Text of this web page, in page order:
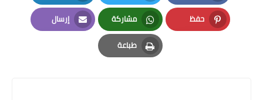
Facebook
Twitter
LinkedIn
حفظ
Pinterest
مشاركة
Whatsapp
إرسال
Email
طباعة
Print